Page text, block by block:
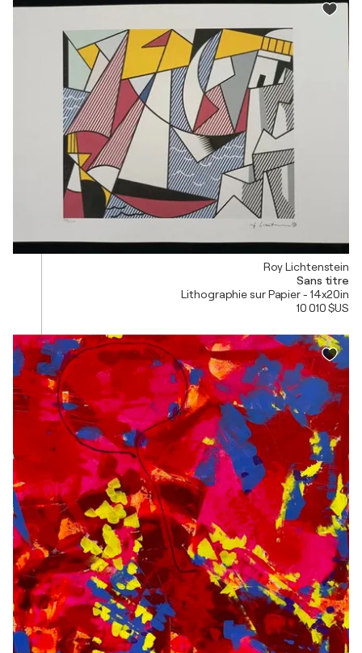
Roy Lichtenstein
Sans titre
Lithographie sur Papier - 14x20in
10 010 $US